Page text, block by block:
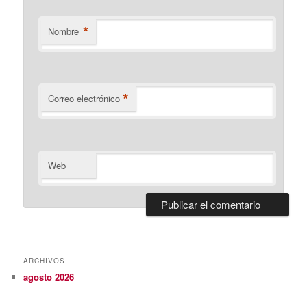
Nombre *
Correo electrónico *
Web
ARCHIVOS
agosto 2026